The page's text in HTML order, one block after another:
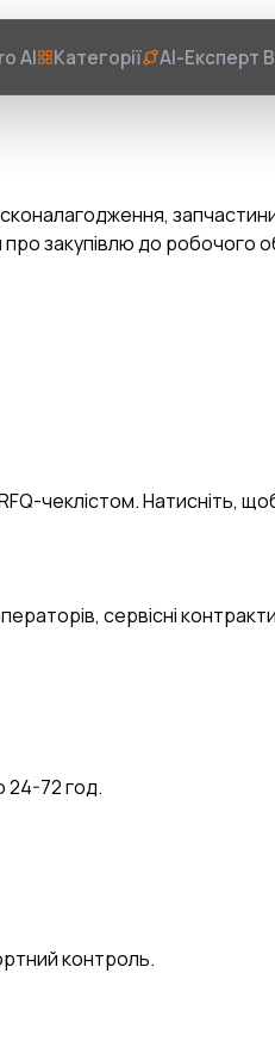
AI Категорії AI-Експерт
закупівлю до
чеклістом. Натисніть,
сервісні
24-72 год.
контроль.